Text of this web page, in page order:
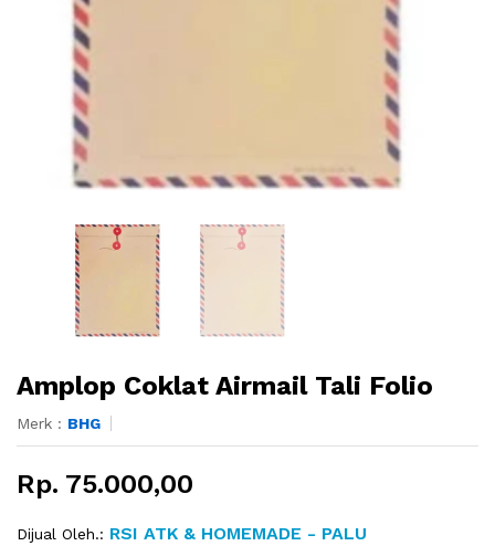
Amplop Coklat Airmail Tali Folio
Merk : BHG
Rp. 75.000,00
Dijual Oleh.: RSI ATK & HOMEMADE - PALU